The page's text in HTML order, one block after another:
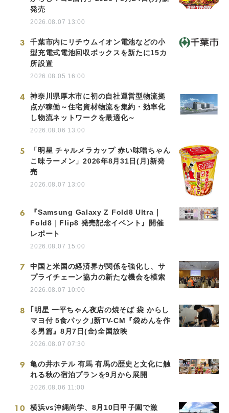
発売
2026.08.07 13:00
3
千葉市内にリチウムイオン電池などの小
型充電式電池回収ボックスを新たに15カ
所設置
2026.08.05 16:00
4
神奈川県厚木市に初の自社運営型物流拠
点が稼働～住宅資材物流を集約・効率化
し物流ネットワークを最適化～
2026.08.06 13:00
5
「明星 チャルメラカップ 赤い味噌ちゃん
こ味ラーメン」2026年8月31日(月)新発
売
2026.08.07 13:00
6
『Samsung Galaxy Z Fold8 Ultra｜
Fold8｜Flip8 発売記念イベント』開催
レポート
2026.08.07 15:00
7
中国と米国の経済界が関係を強化し、サ
プライチェーン協力の新たな機会を模索
2026.08.07 10:00
8
｢明星 一平ちゃん夜店の焼そば 袋 からし
マヨ付 5食パック｣新TV-CM『袋めんを作
る男篇』8月7日(金)全国放映
2026.08.07 07:30
9
亀の井ホテル 有馬 有馬の歴史と文化に触
れる秋の宿泊プランを9月から展開
2026.08.06 11:00
10
横浜vs沖縄尚学、8月10日甲子園で激